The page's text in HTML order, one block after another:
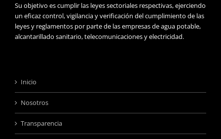
Su objetivo es cumplir las leyes sectoriales respectivas, ejerciendo
un eficaz control, vigilancia y verificación del cumplimiento de las
leyes y reglamentos por parte de las empresas de agua potable,
alcantarillado sanitario, telecomunicaciones y electricidad.
Inicio
Nosotros
Transparencia